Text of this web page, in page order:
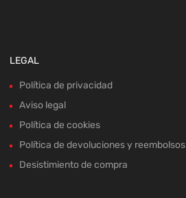
LEGAL
Política de privacidad
Aviso legal
Política de cookies
Política de devoluciones y reembolsos
Desistimiento de compra